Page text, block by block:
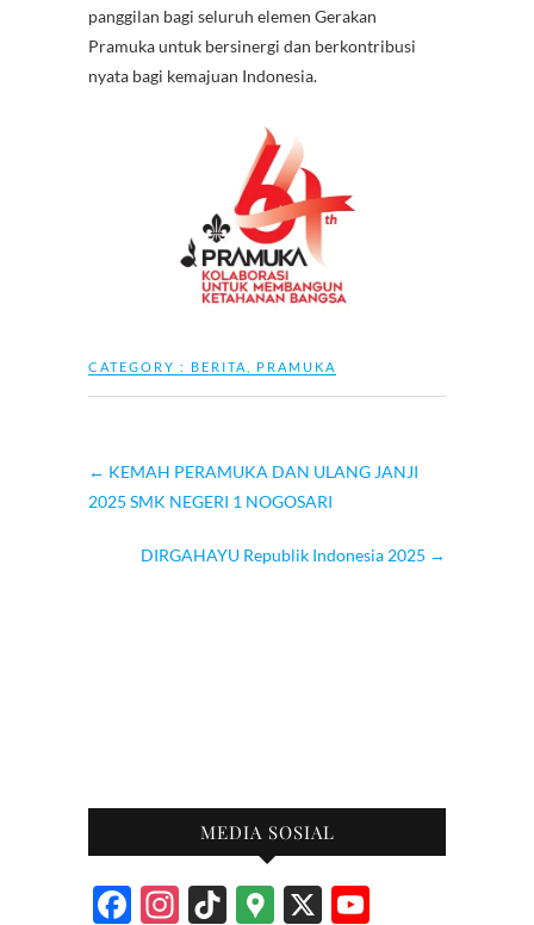
panggilan bagi seluruh elemen Gerakan
Pramuka untuk bersinergi dan berkontribusi
nyata bagi kemajuan Indonesia.
CATEGORY : BERITA PRAMUKA
← KEMAH PERAMUKA DAN ULANG JANJI
2025 SMK NEGERI 1 NOGOSARI
DIRGAHAYU Republik Indonesia 2025 →
MEDIA SOSIAL
F
In Ti G
X